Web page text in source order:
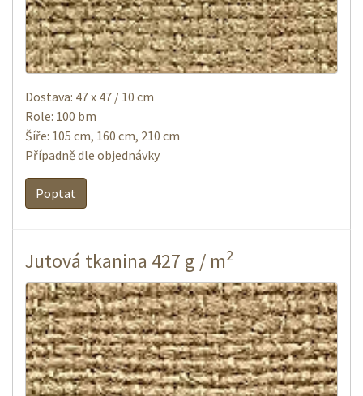
Dostava: 47 x 47 / 10 cm
Role: 100 bm
Šíře: 105 cm, 160 cm, 210 cm
Případně dle objednávky
Poptat
Jutová tkanina 427 g / m2